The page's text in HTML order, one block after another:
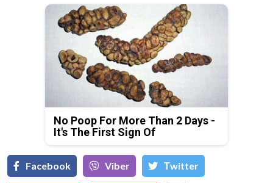
No Poop For More Than 2 Days -
It's The First Sign Of
Facebook Viber Тwitter